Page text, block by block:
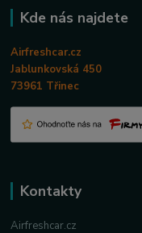
Kde nás najdete
Airfreshcar.cz
Jablunkovská 450
73961 Třinec
Kontakty
Airfreshcar.cz